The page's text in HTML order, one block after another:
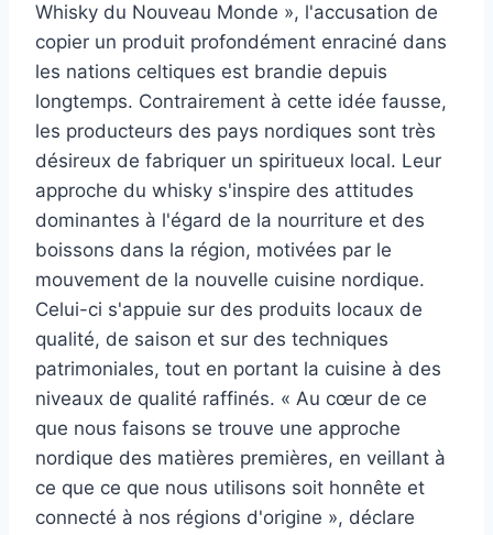
Whisky du Nouveau Monde », l'accusation de
copier un produit profondément enraciné dans
les nations celtiques est brandie depuis
longtemps. Contrairement à cette idée fausse,
les producteurs des pays nordiques sont très
désireux de fabriquer un spiritueux local. Leur
approche du whisky s'inspire des attitudes
dominantes à l'égard de la nourriture et des
boissons dans la région, motivées par le
mouvement de la nouvelle cuisine nordique.
Celui-ci s'appuie sur des produits locaux de
qualité, de saison et sur des techniques
patrimoniales, tout en portant la cuisine à des
niveaux de qualité raffinés. « Au cœur de ce
que nous faisons se trouve une approche
nordique des matières premières, en veillant à
ce que ce que nous utilisons soit honnête et
connecté à nos régions d'origine », déclare